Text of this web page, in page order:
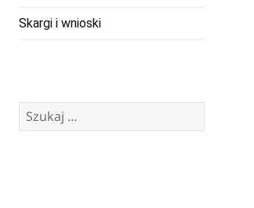
Skargi i wnioski
Szukaj: